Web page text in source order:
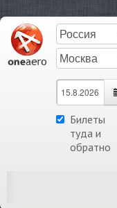
Билеты
туда и
обратно